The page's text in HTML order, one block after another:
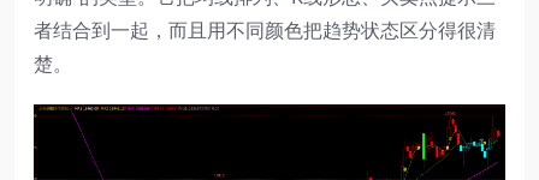
者结合到一起，而且用不同颜色把趋势状态区分得很清
楚。